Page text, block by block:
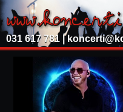
031 617 781 |